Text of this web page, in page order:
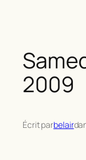
2009
Écrit parbelair